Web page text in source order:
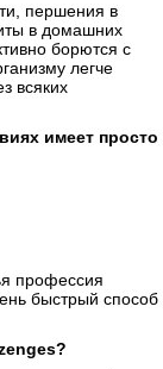
першения в
в домашних
борются с
легче
всяких
имеет просто
профессия
быстрый способ